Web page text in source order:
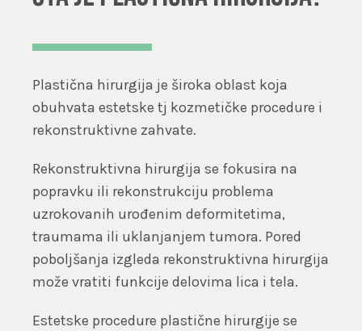
Plastična hirurgija je široka oblast koja
obuhvata estetske tj kozmetičke procedure i
rekonstruktivne zahvate.
Rekonstruktivna hirurgija se fokusira na
popravku ili rekonstrukciju problema
uzrokovanih urođenim deformitetima,
traumama ili uklanjanjem tumora. Pored
poboljšanja izgleda rekonstruktivna hirurgija
može vratiti funkcije delovima lica i tela.
Estetske procedure plastične hirurgije se